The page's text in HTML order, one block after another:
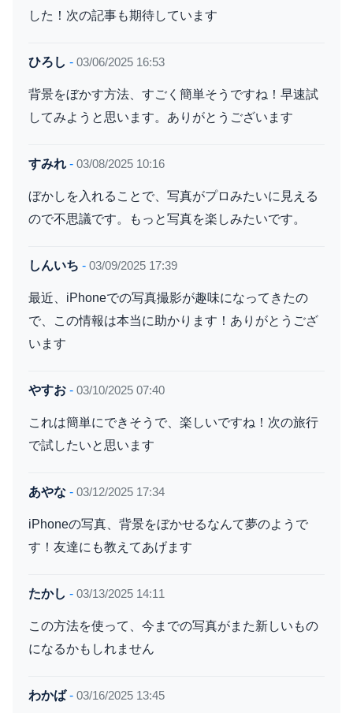
した！次の記事も期待しています
ひろし - 03/06/2025 16:53
背景をぼかす方法、すごく簡単そうですね！早速試
してみようと思います。ありがとうございます
すみれ - 03/08/2025 10:16
ぼかしを入れることで、写真がプロみたいに見える
ので不思議です。もっと写真を楽しみたいです。
しんいち - 03/09/2025 17:39
最近、iPhoneでの写真撮影が趣味になってきたの
で、この情報は本当に助かります！ありがとうござ
います
やすお - 03/10/2025 07:40
これは簡単にできそうで、楽しいですね！次の旅行
で試したいと思います
あやな - 03/12/2025 17:34
iPhoneの写真、背景をぼかせるなんて夢のようで
す！友達にも教えてあげます
たかし - 03/13/2025 14:11
この方法を使って、今までの写真がまた新しいもの
になるかもしれません
わかば- 03/16/2025 13:45